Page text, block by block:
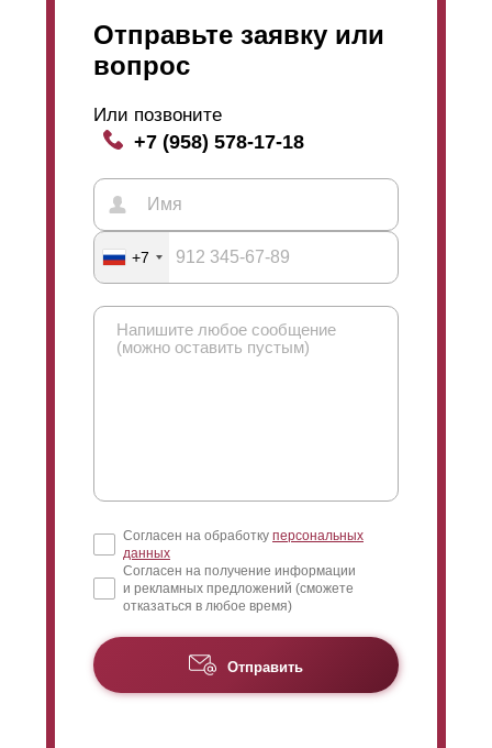
Отправьте заявку или
вопрос
Или позвоните
+7 (958) 578-17-18
+7
Согласен на обработку персональных
данных
Согласен на получение информации
и рекламных предложений (сможете
отказаться в любое время)
Отправить